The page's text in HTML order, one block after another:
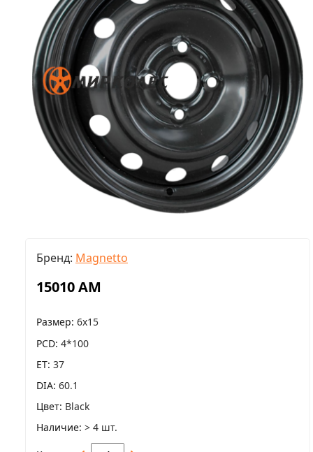
Бренд: Magnetto
15010 AM
Размер 6x15
PCD 4*100
ET 37
DIA 60.1
Цвет Black
Наличие > 4 шт.